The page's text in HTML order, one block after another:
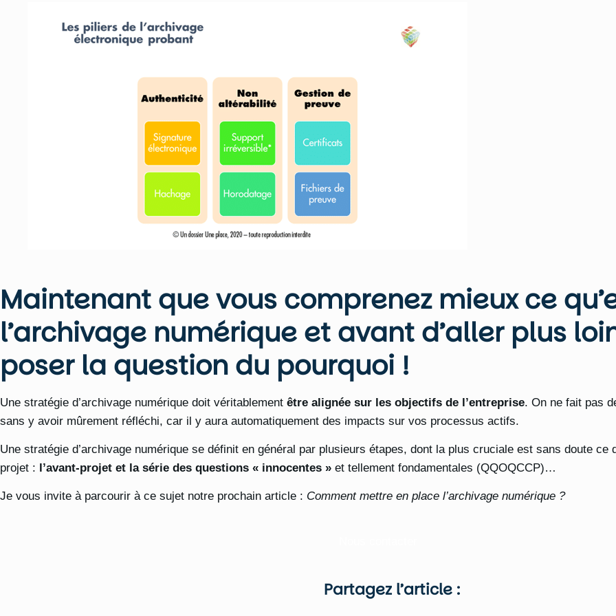
Maintenant que vous comprenez mieux ce
l’archivage numérique et avant d’aller plus
poser la question du pourquoi !
Une stratégie d’archivage numérique doit véritablement être alignée sur les objectifs de l’entreprise. On ne fait pas
sans y avoir mûrement réfléchi, car il y aura automatiquement des impacts sur vos processus actifs.
Une stratégie d’archivage numérique se définit en général par plusieurs étapes, dont la plus cruciale est sans doute ce
projet : l’avant-projet et la série des questions « innocentes » et tellement fondamentales (QQOQCCP)…
Je vous invite à parcourir à ce sujet notre prochain article : Comment mettre en place l’archivage numérique ?
Partagez l’article :